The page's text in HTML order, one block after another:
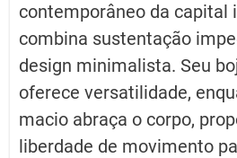
contemporâneo da capital
combina sustentação
design minimalista. Seu
oferece versatilidade,
macio abraça o corpo,
liberdade de movimento